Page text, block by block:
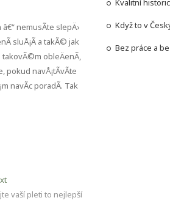
nemusÃ­te slepÄ›
sluÅ¡Ã­ a takÃ© jak
takovÃ©m obleÄenÃ­,
pokud navÅ¡tÃ­vÃ­te
navÃ­c poradÃ­. Tak
Next
post:
vaší pleti to nejlepší
Kvalitní
Když to v
Bez práce a